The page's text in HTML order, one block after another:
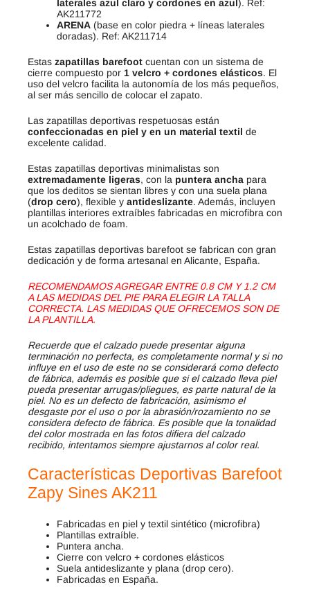
laterales azul claro y cordones en azul). Ref:
AK211772
ARENA (base en color piedra + líneas laterales
doradas). Ref: AK211714
Estas zapatillas barefoot cuentan con un sistema de
cierre compuesto por 1 velcro + cordones elásticos. El
uso del velcro facilita la autonomía de los más pequeños,
al ser más sencillo de colocar el zapato.
Las zapatillas deportivas respetuosas están
confeccionadas en piel y en un material textil de
excelente calidad.
Estas zapatillas deportivas minimalistas son
extremadamente ligeras, con la puntera ancha para
que los deditos se sientan libres y con una suela plana
(drop cero), flexible y antideslizante. Además, incluyen
plantillas interiores extraíbles fabricadas en microfibra con
un acolchado de foam.
Estas zapatillas deportivas barefoot se fabrican con gran
dedicación y de forma artesanal en Alicante, España.
RECOMENDAMOS AGREGAR ENTRE 0.8 CM Y 1.2 CM
A LAS MEDIDAS DEL PIE PARA ELEGIR LA TALLA
CORRECTA. LAS MEDIDAS QUE OFRECEMOS SON DE
LA PLANTILLA.
Recuerde que el calzado puede presentar alguna
terminación no perfecta, es completamente normal y si no
influye en el uso de este no se considerará como defecto
de fábrica, además es posible que si el calzado lleva piel
pueda presentar arrugas/pliegues, es parte natural de la
piel. No es un defecto de fabricación, asimismo el
desgaste por el uso o por la abrasión/rozamiento no se
considera defecto de fábrica. Es posible que la tonalidad
del color mostrada en las fotos difiera del calzado
recibido, intentamos siempre ajustarnos al color real.
Características Deportivas Barefoot
Zapy Sines AK211
Fabricadas en piel y textil sintético (microfibra)
Plantillas extraíble.
Puntera ancha.
Cierre con velcro + cordones elásticos
Suela antideslizante y plana (drop cero).
Fabricadas en España.